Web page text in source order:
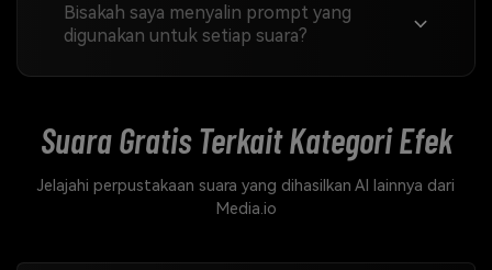
Bisakah saya menyalin prompt yang
digunakan untuk setiap suara?
Suara Gratis TerkaitKategori Efek
Jelajahi perpustakaan suara yang dihasilkan AI lainnya dari
Media.io